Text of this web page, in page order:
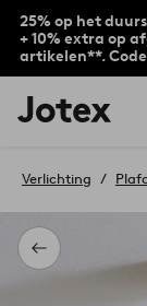
25% op het
+ 10% extra op
artikelen**.
Jotex
logo
to
home
page
Terug
Verlichting